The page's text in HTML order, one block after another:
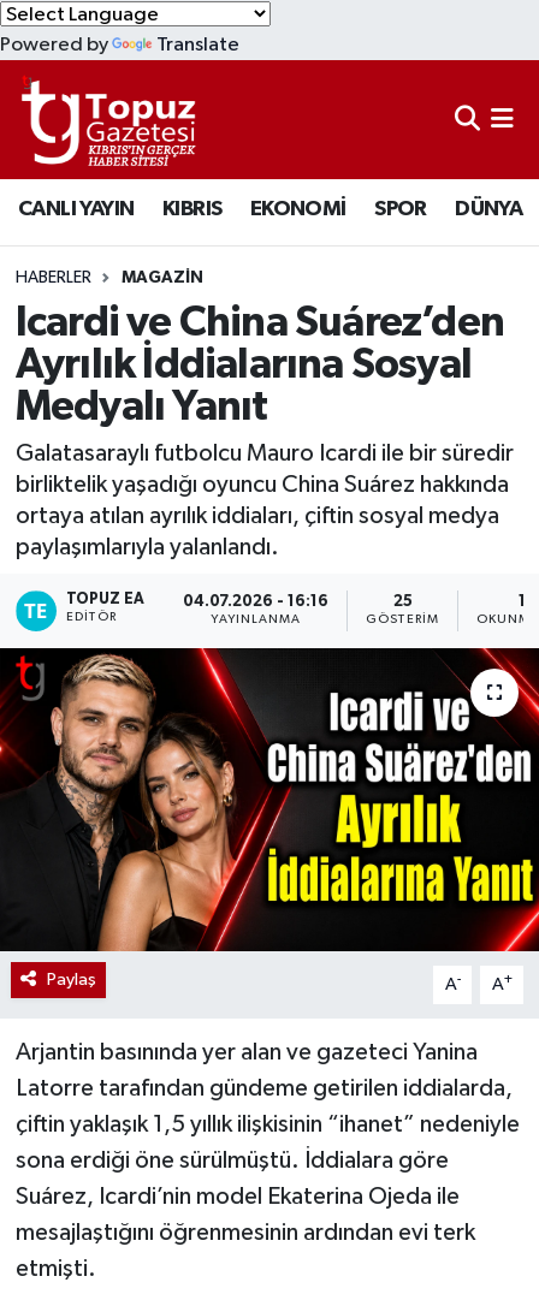
Powered by Translate
CANLI YAYIN KIBRIS EKONOMİ SPOR DÜNYA
HABERLER MAGAZİN
Icardi ve China Suárez’den
Ayrılık İddialarına Sosyal
Medyalı Yanıt
Galatasaraylı futbolcu Mauro Icardi ile bir süredir
birliktelik yaşadığı oyuncu China Suárez hakkında
ortaya atılan ayrılık iddiaları, çiftin sosyal medya
paylaşımlarıyla yalanlandı.
TOPUZ EA
EDITÖR
04.07.2026 - 16:16
YAYINLANMA
25
GÖSTERIM
Paylaş A- A+
Arjantin basınında yer alan ve gazeteci Yanina
Latorre tarafından gündeme getirilen iddialarda,
çiftin yaklaşık 1,5 yıllık ilişkisinin “ihanet” nedeniyle
sona erdiği öne sürülmüştü. İddialara göre
Suárez, Icardi’nin model Ekaterina Ojeda ile
mesajlaştığını öğrenmesinin ardından evi terk
etmişti.
KIBRIS
DÜNYA
EKONOMİ
MAGAZİN
SAĞLIK
SPOR
TEKNOLOJİ
TÜRKİYE
Lefkoşa Nöbetçi Eczaneler
Lefkoşa Hava Durumu
Lefkoşa Trafik Yoğunluk Haritası
Süper Lig Puan Durumu ve Fikstür
Tüm Manşetler
Son Dakika Haberleri
Haber Arşivi